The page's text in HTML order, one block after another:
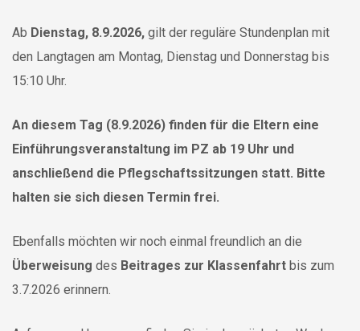
Ab Dienstag, 8.9.2026, gilt der reguläre Stundenplan mit
den Langtagen am Montag, Dienstag und Donnerstag bis
15:10 Uhr.
An diesem Tag (8.9.2026) finden für die Eltern eine
Einführungsveranstaltung im PZ ab 19 Uhr und
anschließend die Pflegschaftssitzungen statt. Bitte
halten sie sich diesen Termin frei.
Ebenfalls möchten wir noch einmal freundlich an die
Überweisung des Beitrages zur Klassenfahrt bis zum
3.7.2026 erinnern.